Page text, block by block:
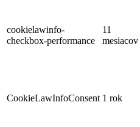
cookielawinfo-
checkbox-performance
11
mesiacov
CookieLawInfoConsent 1 rok